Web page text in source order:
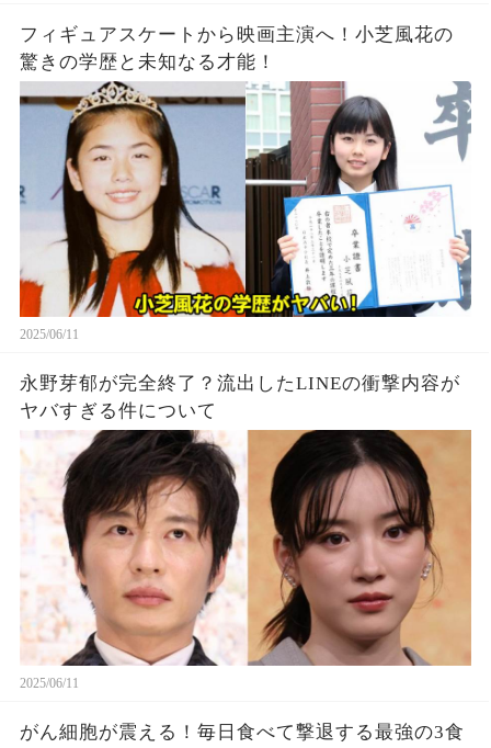
フィギュアスケートから映画主演へ！小芝風花の
驚きの学歴と未知なる才能！
2025/06/11
永野芽郁が完全終了？流出したLINEの衝撃内容が
ヤバすぎる件について
2025/06/11
がん細胞が震える！毎日食べて撃退する最強の3食